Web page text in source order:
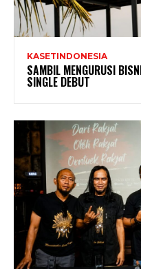
KASETINDONESIA
SAMBIL MENGURUSI
SINGLE DEBUT